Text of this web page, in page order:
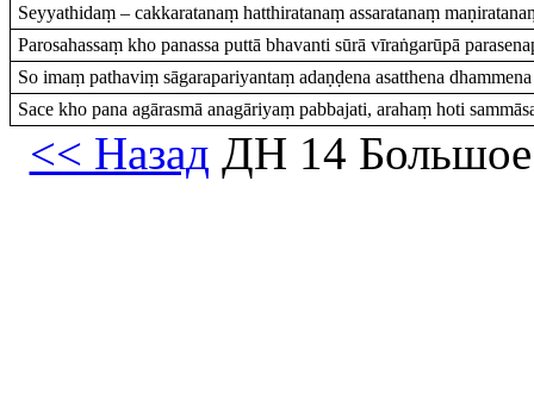
Seyyathidaṃ – cakkaratanaṃ hatthiratanaṃ assaratanaṃ
Parosahassaṃ kho panassa puttā bhavanti sūrā vīraṅgarūpā
So imaṃ pathaviṃ sāgarapariyantaṃ adaṇḍena asatthena
Sace kho pana agārasmā anagāriyaṃ pabbajati, arahaṃ hoti
<< Назад ДН 14 Большое